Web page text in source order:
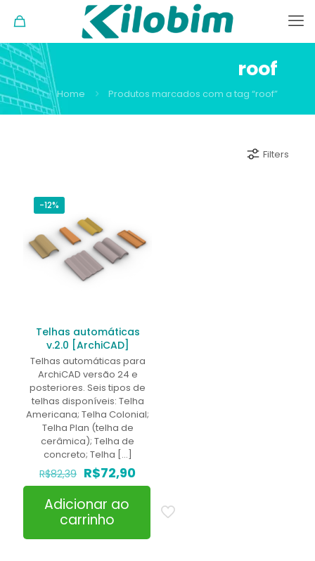
roof
Home Produtos marcados com a tag “roof”
Filters
-12%
Telhas automáticas
v.2.0 [ArchiCAD]
Telhas automáticas para
ArchiCAD versão 24 e
posteriores. Seis tipos de
telhas disponíveis: Telha
Americana; Telha Colonial;
Telha Plan (telha de
cerâmica); Telha de
concreto; Telha […]
R$82,39 O
preço
original
era:
R$82,39.
R$72,90O
preço
Adicionar ao
carrinho